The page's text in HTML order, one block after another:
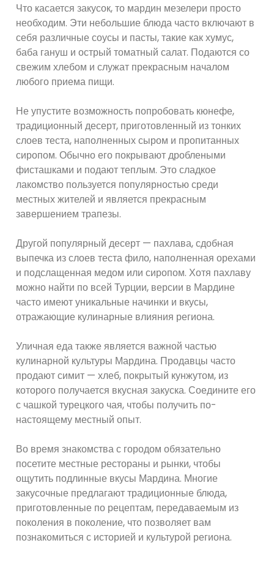
Что касается закусок, то мардин мезелери просто
необходим. Эти небольшие блюда часто включают в
себя различные соусы и пасты, такие как хумус,
баба гануш и острый томатный салат. Подаются со
свежим хлебом и служат прекрасным началом
любого приема пищи.
Не упустите возможность попробовать кюнефе,
традиционный десерт, приготовленный из тонких
слоев теста, наполненных сыром и пропитанных
сиропом. Обычно его покрывают дроблеными
фисташками и подают теплым. Это сладкое
лакомство пользуется популярностью среди
местных жителей и является прекрасным
завершением трапезы.
Другой популярный десерт — пахлава, сдобная
выпечка из слоев теста фило, наполненная орехами
и подслащенная медом или сиропом. Хотя пахлаву
можно найти по всей Турции, версии в Мардине
часто имеют уникальные начинки и вкусы,
отражающие кулинарные влияния региона.
Уличная еда также является важной частью
кулинарной культуры Мардина. Продавцы часто
продают симит — хлеб, покрытый кунжутом, из
которого получается вкусная закуска. Соедините его
с чашкой турецкого чая, чтобы получить по-
настоящему местный опыт.
Во время знакомства с городом обязательно
посетите местные рестораны и рынки, чтобы
ощутить подлинные вкусы Мардина. Многие
закусочные предлагают традиционные блюда,
приготовленные по рецептам, передаваемым из
поколения в поколение, что позволяет вам
познакомиться с историей и культурой региона.